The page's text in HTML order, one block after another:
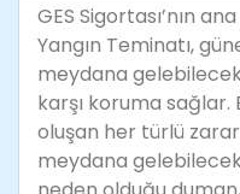
GES Sigortası’nın
Yangın Teminatı,
meydana
karşı koruma sağlar.
oluşan her türlü
meydana gelebilecek